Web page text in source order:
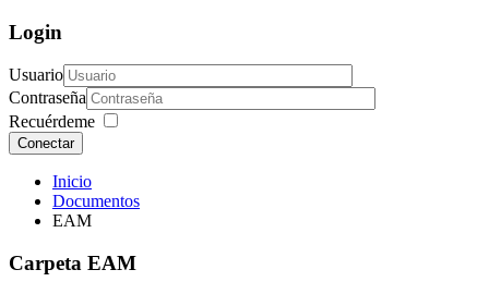
Login
Usuario
Contraseña
Recuérdeme
Conectar
Inicio
Documentos
EAM
Carpeta EAM